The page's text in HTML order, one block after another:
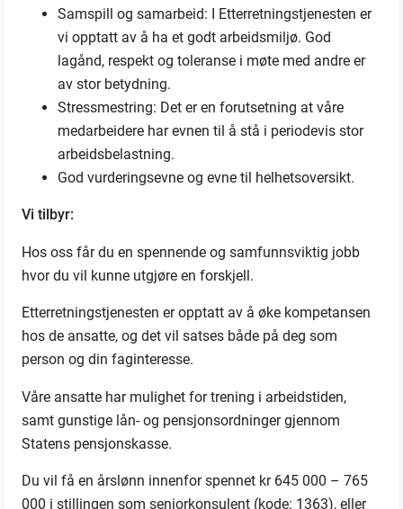
Samspill og samarbeid: I Etterretningstjenesten er
vi opptatt av å ha et godt arbeidsmiljø. God
lagånd, respekt og toleranse i møte med andre er
av stor betydning.
Stressmestring: Det er en forutsetning at våre
medarbeidere har evnen til å stå i periodevis stor
arbeidsbelastning.
God vurderingsevne og evne til helhetsoversikt.
Vi tilbyr:
Hos oss får du en spennende og samfunnsviktig jobb
hvor du vil kunne utgjøre en forskjell.
Etterretningstjenesten er opptatt av å øke kompetansen
hos de ansatte, og det vil satses både på deg som
person og din faginteresse.
Våre ansatte har mulighet for trening i arbeidstiden,
samt gunstige lån- og pensjonsordninger gjennom
Statens pensjonskasse.
Du vil få en årslønn innenfor spennet kr 645 000 – 765
000 i stillingen som seniorkonsulent (kode: 1363), eller